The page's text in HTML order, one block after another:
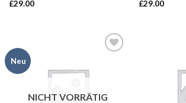
£29.00
£29.00
Neu
NICHT VORRÄTIG